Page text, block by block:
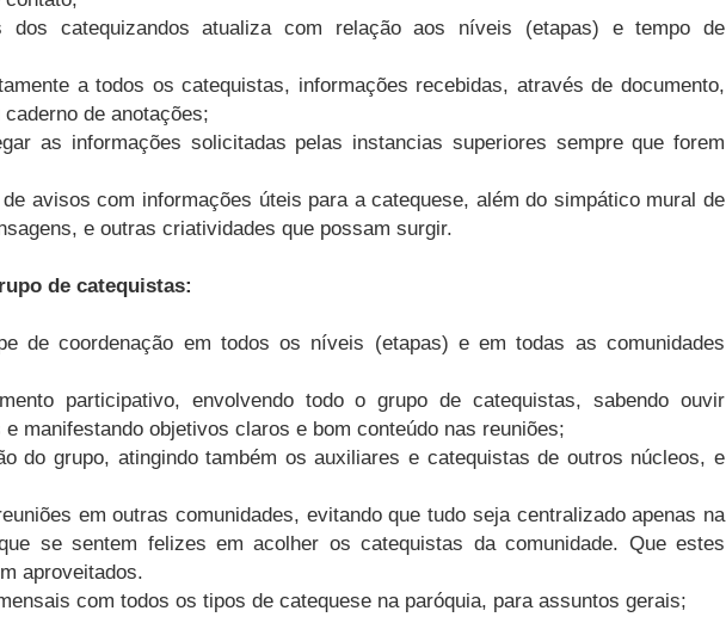
catequizandos atualiza com relação aos níveis (etapas) e tempo de
a todos os catequistas, informações recebidas, através de documento,
de anotações;
as informações solicitadas pelas instancias superiores sempre que forem
avisos com informações úteis para a catequese, além do simpático mural de
e outras criatividades que possam surgir.
de catequistas:
de coordenação em todos os níveis (etapas) e em todas as comunidades
participativo, envolvendo todo o grupo de catequistas, sabendo ouvir
manifestando objetivos claros e bom conteúdo nas reuniões;
do grupo, atingindo também os auxiliares e catequistas de outros núcleos, e
em outras comunidades, evitando que tudo seja centralizado apenas na
se sentem felizes em acolher os catequistas da comunidade. Que estes
aproveitados.
com todos os tipos de catequese na paróquia, para assuntos gerais;